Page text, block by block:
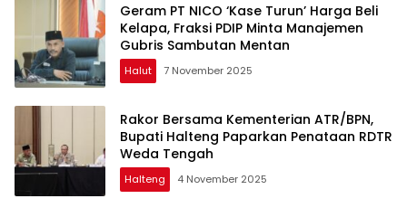
Geram PT NICO ‘Kase Turun’ Harga Beli
Kelapa, Fraksi PDIP Minta Manajemen
Gubris Sambutan Mentan
Halut 7 November 2025
Rakor Bersama Kementerian ATR/BPN,
Bupati Halteng Paparkan Penataan RDTR
Weda Tengah
Halteng 4 November 2025